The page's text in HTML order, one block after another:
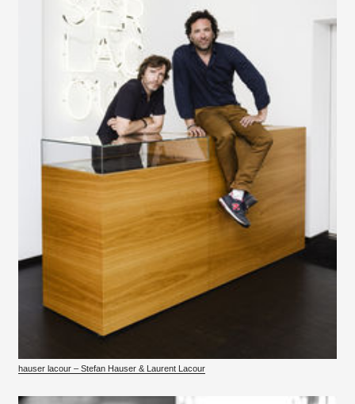
hauser lacour – Stefan Hauser & Laurent Lacour